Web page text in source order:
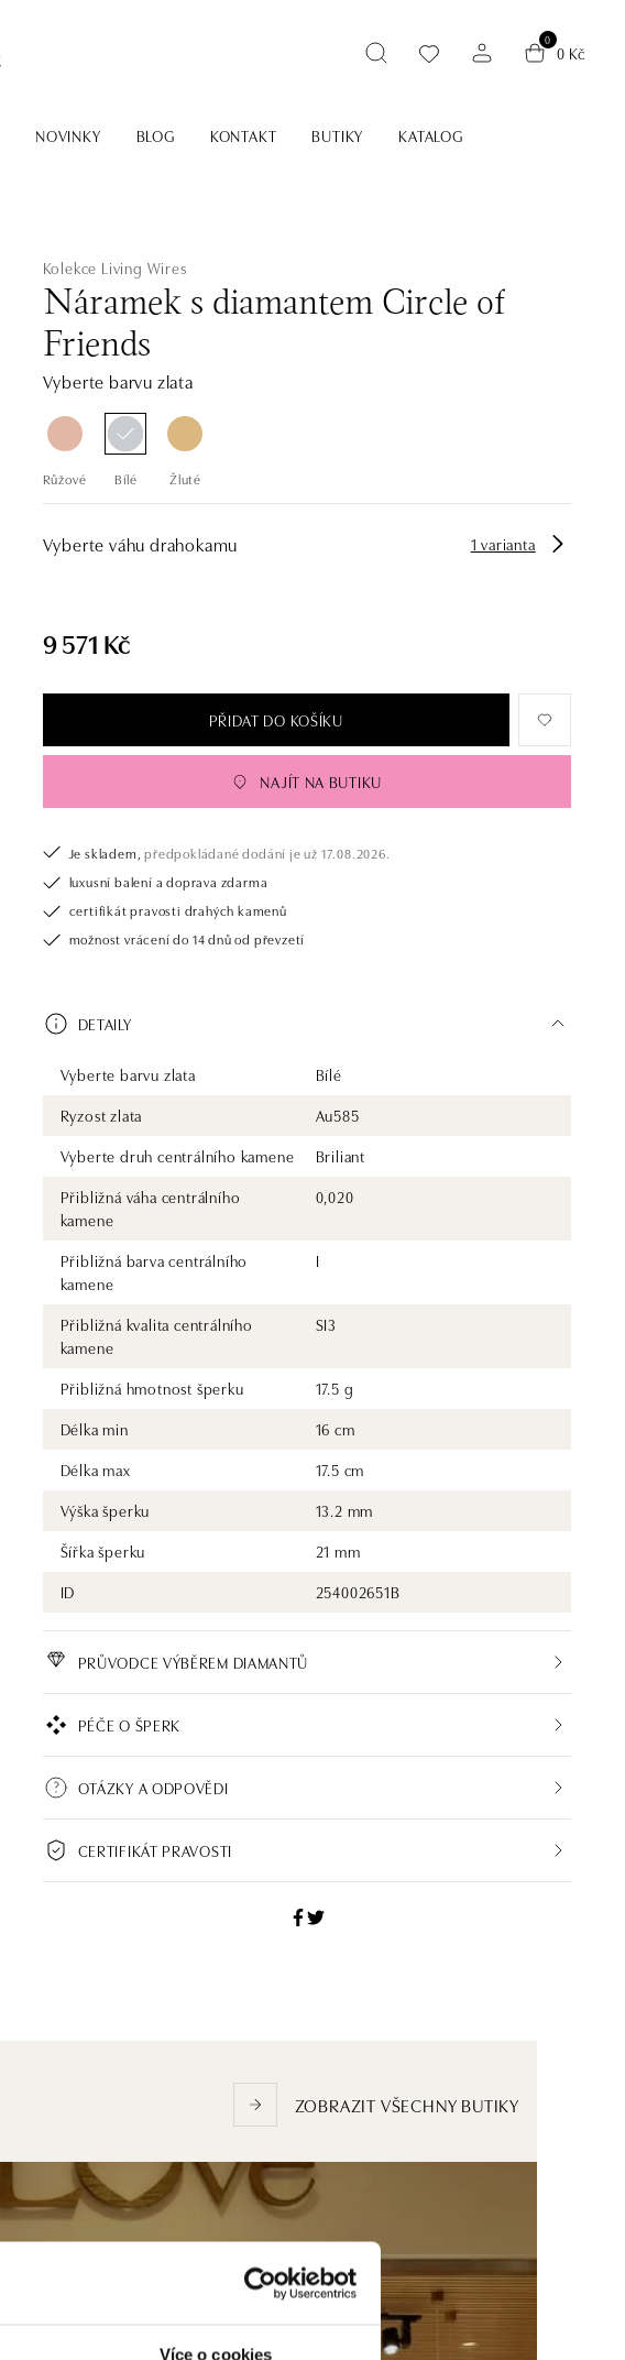
Více o cookies
0
0 Kč
NOVINKY BLOG KONTAKT BUTIKY KATALOG
Kolekce Living Wires
Náramek s diamantem Circle of
Friends
Vyberte barvu zlata
Růžové Bílé Žluté
Vyberte váhu drahokamu 1 varianta
9 571 Kč
PŘIDAT DO KOŠÍKU
NAJÍT NA BUTIKU
Je skladem, předpokládané dodání je už 17.08.2026.
luxusní balení a doprava zdarma
certifikát pravosti drahých kamenů
možnost vrácení do 14 dnů od převzetí
DETAILY
Vyberte barvu zlata
Bílé
Ryzost zlata
Au585
Vyberte druh centrálního kamene
Briliant
Přibližná váha centrálního
kamene
0,020
Přibližná barva centrálního
kamene
I
Přibližná kvalita centrálního
kamene
SI3
Přibližná hmotnost šperku
17.5 g
Délka min
16 cm
Délka max
17.5 cm
Výška šperku
13.2 mm
Šířka šperku
21 mm
ID
254002651B
PRŮVODCE VÝBĚREM DIAMANTŮ
PÉČE O ŠPERK
OTÁZKY A ODPOVĚDI
CERTIFIKÁT PRAVOSTI
ZOBRAZIT VŠECHNY BUTIKY